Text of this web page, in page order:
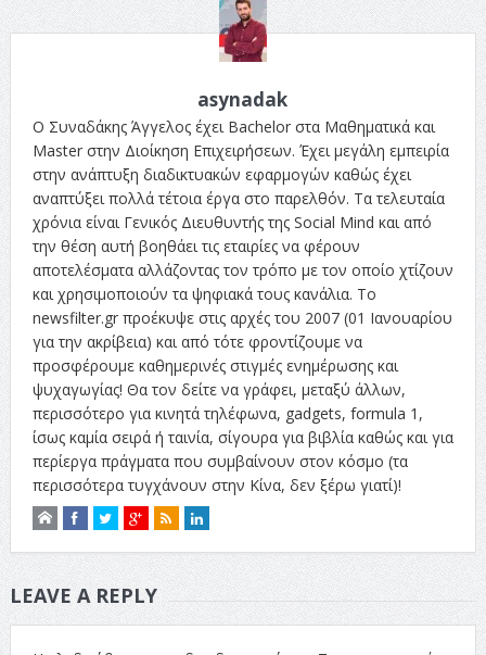
asynadak
Ο Συναδάκης Άγγελος έχει Bachelor στα Μαθηματικά και
Master στην Διοίκηση Επιχειρήσεων. Έχει μεγάλη εμπειρία
στην ανάπτυξη διαδικτυακών εφαρμογών καθώς έχει
αναπτύξει πολλά τέτοια έργα στο παρελθόν. Τα τελευταία
χρόνια είναι Γενικός Διευθυντής της Social Mind και από
την θέση αυτή βοηθάει τις εταιρίες να φέρουν
αποτελέσματα αλλάζοντας τον τρόπο με τον οποίο χτίζουν
και χρησιμοποιούν τα ψηφιακά τους κανάλια. Το
newsfilter.gr προέκυψε στις αρχές του 2007 (01 Ιανουαρίου
για την ακρίβεια) και από τότε φροντίζουμε να
προσφέρουμε καθημερινές στιγμές ενημέρωσης και
ψυχαγωγίας! Θα τον δείτε να γράφει, μεταξύ άλλων,
περισσότερο για κινητά τηλέφωνα, gadgets, formula 1,
ίσως καμία σειρά ή ταινία, σίγουρα για βιβλία καθώς και για
περίεργα πράγματα που συμβαίνουν στον κόσμο (τα
περισσότερα τυγχάνουν στην Κίνα, δεν ξέρω γιατί)!
LEAVE A REPLY